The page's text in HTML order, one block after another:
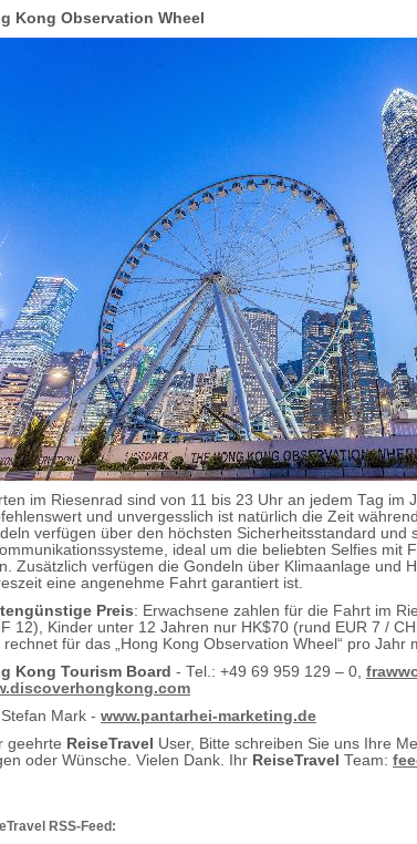
Kong Observation Wheel
im Riesenrad sind von 11 bis 23 Uhr an jedem Tag im
und unvergesslich ist natürlich die Zeit
verfügen über den höchsten Sicherheitsstandard und
ideal um die beliebten Selfies mit
Zusätzlich verfügen die Gondeln über Klimaanlage und
eine angenehme Fahrt garantiert ist.
Preis: Erwachsene zahlen für die Fahrt im
12), Kinder unter 12 Jahren nur HK$70 (rund EUR 7 /
rechnet für das „Hong Kong Observation Wheel“ pro Jahr
Kong Tourism Board - Tel.: +49 69 959 129 – 0,
Mark - www.pantarhei-marketing.de
geehrte ReiseTravel User, Bitte schreiben Sie uns Ihre
oder Wünsche. Vielen Dank. Ihr ReiseTravel Team:
RSS-Feed: